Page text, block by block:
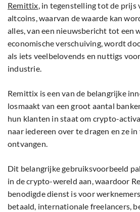
Remittix, in tegenstelling tot de prijs
altcoins, waarvan de waarde kan
alles, van een nieuwsbericht tot een
economische verschuiving, wordt
als iets veelbelovends en nuttigs
industrie.
Remittix is een van de belangrijke
losmaakt van een groot aantal
hun klanten in staat om crypto-
naar iedereen over te dragen en ze
ontvangen.
Dit belangrijke gebruiksvoorbeeld
in de crypto-wereld aan, waardoor
benodigde dienst is voor
betaald, internationale freelancers,